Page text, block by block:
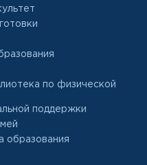
по физической
поддержки
образования